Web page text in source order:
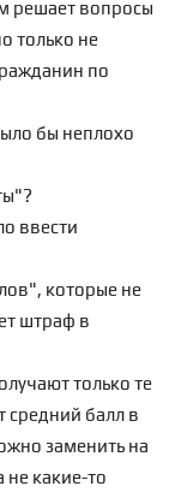
решает вопросы
только не
по
бы неплохо
ввести
которые не
штраф в
только те
средний балл в
заменить на
не какие-то